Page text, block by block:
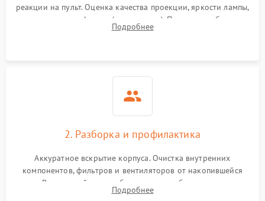
реакции на пульт. Оценка качества проекции, яркости лампы,
наличия артефактов (точки, пятна). Проверка работы
системы охлаждения по уровню шума вентиляторов.
Подробнее
2. Разборка и профилактика
Аккуратное вскрытие корпуса. Очистка внутренних
компонентов, фильтров и вентиляторов от накопившейся
пыли. Визуальный осмотр блока питания, балласта лампы и
материнской платы на наличие прогаров или вздутых
Подробнее